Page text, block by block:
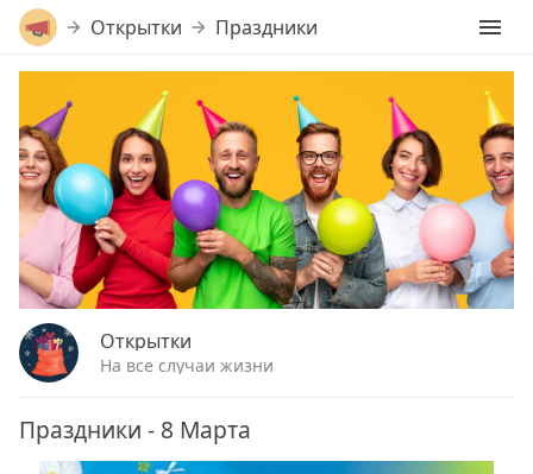
Открытки Праздники
Открытки
На все случаи жизни
Праздники - 8 Марта